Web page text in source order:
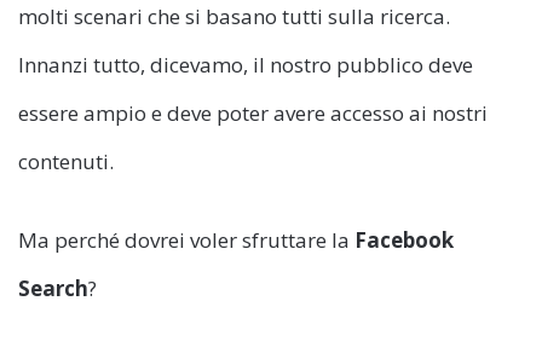
molti scenari che si basano tutti sulla ricerca.
Innanzi tutto, dicevamo, il nostro pubblico deve
essere ampio e deve poter avere accesso ai nostri
contenuti.
Ma perché dovrei voler sfruttare la Facebook
Search?